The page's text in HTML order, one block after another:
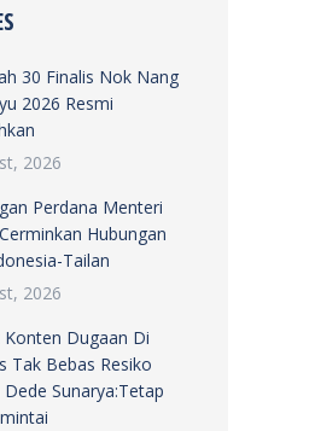
30 Finalis Nok Nang
2026 Resmi
2026
Perdana Menteri
Hubungan
Tailan
2026
Konten Dugaan Di
Tak Bebas Resiko
Sunarya:Tetap